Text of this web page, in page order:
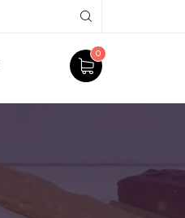
0